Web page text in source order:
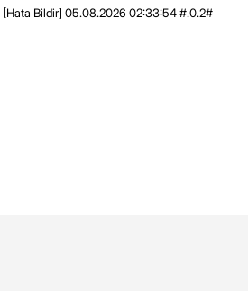
[Hata Bildir] 05.08.2026 02:33:54 #.0.2#